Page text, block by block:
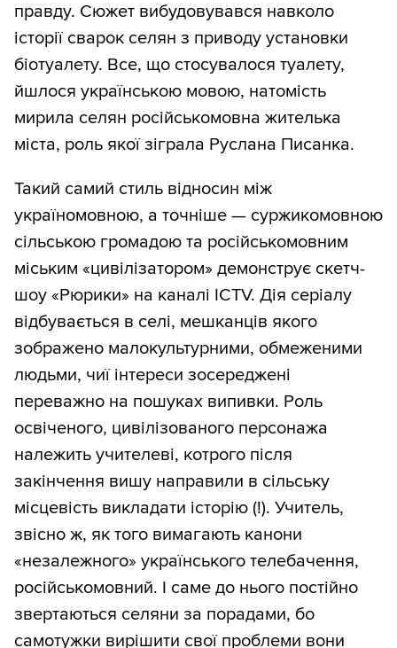
правду. Сюжет вибудовувався навколо
історії сварок селян з приводу установки
біотуалету. Все, що стосувалося туалету,
йшлося українською мовою, натомість
мирила селян російськомовна жителька
міста, роль якої зіграла Руслана Писанка.
Такий самий стиль відносин між
україномовною, а точніше — суржикомовною
сільською громадою та російськомовним
міським «цивілізатором» демонструє скетч-
шоу «Рюрики» на каналі ICTV. Дія серіалу
відбувається в селі, мешканців якого
зображено малокультурними, обмеженими
людьми, чиї інтереси зосереджені
переважно на пошуках випивки. Роль
освіченого, цивілізованого персонажа
належить учителеві, котрого після
закінчення вишу направили в сільську
місцевість викладати історію (!). Учитель,
звісно ж, як того вимагають канони
«незалежного» українського телебачення,
російськомовний. І саме до нього постійно
звертаються селяни за порадами, бо
самотужки вирішити свої проблеми вони